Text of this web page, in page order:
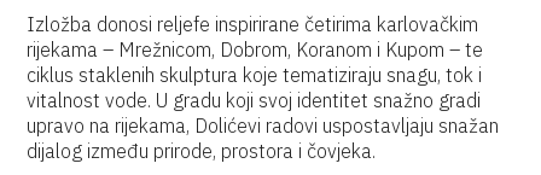
Izložba donosi reljefe inspirirane četirima karlovačkim
rijekama – Mrežnicom, Dobrom, Koranom i Kupom – te
ciklus staklenih skulptura koje tematiziraju snagu, tok i
vitalnost vode. U gradu koji svoj identitet snažno gradi
upravo na rijekama, Dolićevi radovi uspostavljaju snažan
dijalog između prirode, prostora i čovjeka.